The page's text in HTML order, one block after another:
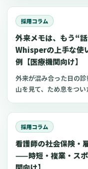
そして、小規模な病院や
護施設など、さまざまな
を、実際の事例を交えな
中では、採用のミスマ
者と接点を持つための新
が多く、求人を出す側
ような仕組みを活用す
す。
以降に始まる保守契約
徐々に収益を圧迫する要
や病院の先生方から、
て、「この費用は本当に
はないのか」といった
記事では、そうした現場
的な公開情報や実際の
ト見直しのポイントを解
スト最適化は、装置の
限に活用するための看
の稼働率向上という文脈
制できる人材募集プラ
選択肢の一つとしてご
採用コラム
外来メモは、もう“
Whisperの上手な使
例【医療機関向け】
外来が混み合った日の
山を見て、ため息をつ
なっていることに、も
がさまざまな医療機関
中で感じるのは、「キ
さんと向き合う時間を
がら、日々の診療の質
来での記録業務、特にメ
採用コラム
看護師の社会保険・
——時短・複業・ス